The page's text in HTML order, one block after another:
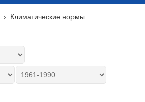
Климатические нормы